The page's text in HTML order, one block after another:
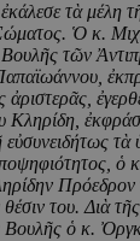
ἐκάλεσε τὰμέλη τ
Ὁ κ.
ῆς τῶν Ἀ
ἐ
ἀριστερᾶς, ἐ
Κληρίδη, ἐ
εὐσυνειδήτως τὰ
ὁ
Πρόεδρον
θέσιν του. Διὰτῆς
Βουλῆς ὁ κ. Ὀ